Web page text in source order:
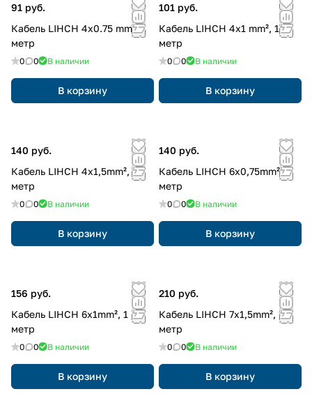
91 руб.
Кабель LIHCH 4x0.75 mm², 1
метр
0 0 В наличии
В корзину
101 руб.
Кабель LIHCH 4x1 mm², 1
метр
0 0 В наличии
В корзину
140 руб.
Кабель LIHCH 4x1,5mm², 1
метр
0 0 В наличии
В корзину
140 руб.
Кабель LIHCH 6x0,75mm², 1
метр
0 0 В наличии
В корзину
156 руб.
Кабель LIHCH 6x1mm², 1
метр
0 0 В наличии
В корзину
210 руб.
Кабель LIHCH 7x1,5mm², 1
метр
0 0 В наличии
В корзину